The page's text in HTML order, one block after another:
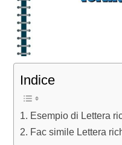
Indice
Esempio di Lettera
Fac simile Lettera